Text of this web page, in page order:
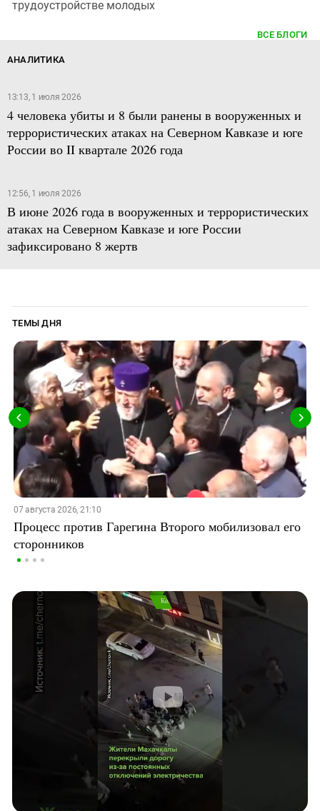
трудоустройстве молодых
ВСЕ БЛОГИ
АНАЛИТИКА
13:13, 1 июля 2026
4 человека убиты и 8 были ранены в вооруженных и
террористических атаках на Северном Кавказе и юге
России во II квартале 2026 года
12:56, 1 июля 2026
В июне 2026 года в вооруженных и террористических
атаках на Северном Кавказе и юге России
зафиксировано 8 жертв
ТЕМЫ ДНЯ
07 августа 2026, 21:10
Процесс против Гарегина Второго мобилизовал его
сторонников